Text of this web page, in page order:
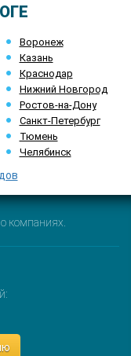
Воронеж
Казань
Краснодар
Нижний Новгород
Ростов-на-Дону
Санкт-Петербург
Тюмень
Челябинск
компаниях.